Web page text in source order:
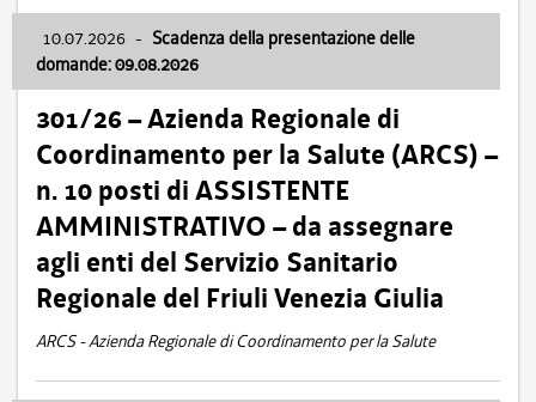
10.07.2026 - Scadenza della presentazione delle
domande: 09.08.2026
301/26 – Azienda Regionale di
Coordinamento per la Salute (ARCS) –
n. 10 posti di ASSISTENTE
AMMINISTRATIVO – da assegnare
agli enti del Servizio Sanitario
Regionale del Friuli Venezia Giulia
ARCS - Azienda Regionale di Coordinamento per la Salute